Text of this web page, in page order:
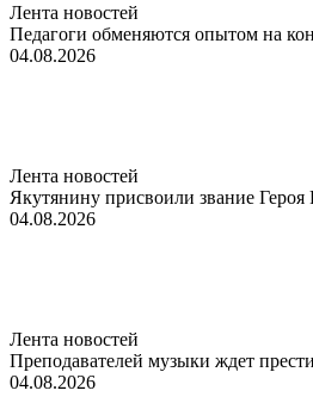
Лента новостей
Педагоги обменяются опытом на
04.08.2026
Лента новостей
Якутянину присвоили звание Героя
04.08.2026
Лента новостей
Преподавателей музыки ждет
04.08.2026